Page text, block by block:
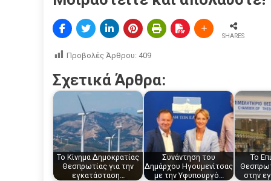
SHARES
Προβολές Άρθρου: 409
Σχετικά Άρθρα:
Το Κίνημα Δημοκρατίας
Θεσπρωτίας για την
εγκατάσταση…
Συνάντηση του
Δημάρχου Ηγουμενίτσας
με την Yφυπουργό…
Το
στην